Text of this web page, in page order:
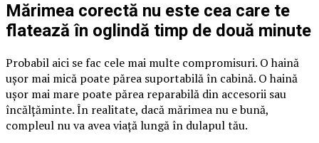
Mărimea corectă nu este cea care te
flatează în oglindă timp de două minute
Probabil aici se fac cele mai multe compromisuri. O haină
ușor mai mică poate părea suportabilă în cabină. O haină
ușor mai mare poate părea reparabilă din accesorii sau
încălțăminte. În realitate, dacă mărimea nu e bună,
compleul nu va avea viață lungă în dulapul tău.